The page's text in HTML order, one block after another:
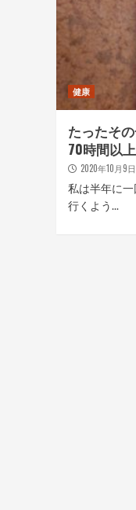
健康
たったそ
70時間以
2020年10月9日
私は半年に
行くよう...